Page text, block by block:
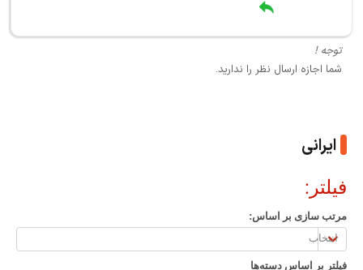
توجه !
شما اجازه ارسال نظر را ندارید.
ایرانی
فیلتر:
مرتب سازی بر اساس:
مرتب
سازی
فیلتر بر اساس دسته‌ها